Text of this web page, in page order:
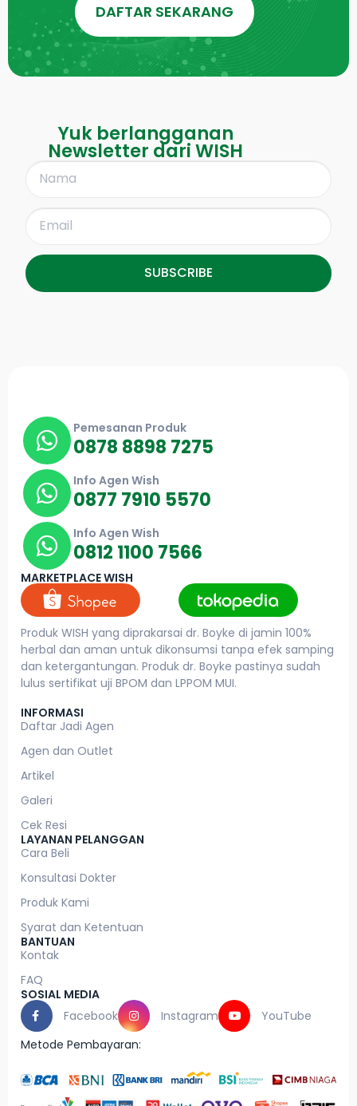
DAFTAR SEKARANG
Yuk berlangganan
Newsletter dari WISH
SUBSCRIBE
0878 8898 7275
Pemesanan Produk
0877 7910 5570
Info Agen Wish
0812 1100 7566
Info Agen Wish
MARKETPLACE WISH
Produk WISH yang diprakarsai dr. Boyke di jamin 100%
herbal dan aman untuk dikonsumsi tanpa efek samping
dan ketergantungan. Produk dr. Boyke pastinya sudah
lulus sertifikat uji BPOM dan LPPOM MUI.
INFORMASI
Daftar Jadi Agen
Agen dan Outlet
Artikel
Galeri
Cek Resi
LAYANAN PELANGGAN
Cara Beli
Konsultasi Dokter
Produk Kami
Syarat dan Ketentuan
BANTUAN
Kontak
FAQ
SOSIAL MEDIA
Facebook
Instagram
YouTube
Metode Pembayaran: